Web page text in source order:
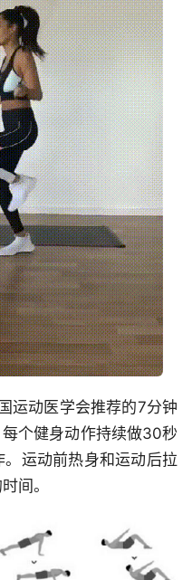
运动医学会推荐的7分钟
个健身动作持续做30秒
运动前热身和运动后拉
间。